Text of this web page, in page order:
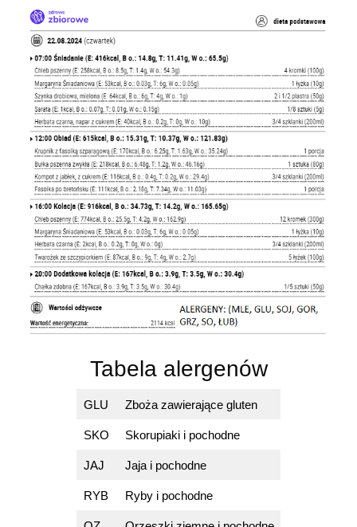
Tabela alergenów
GLU Zboża zawierające gluten
SKO Skorupiaki i pochodne
JAJ Jaja i pochodne
RYB Ryby i pochodne